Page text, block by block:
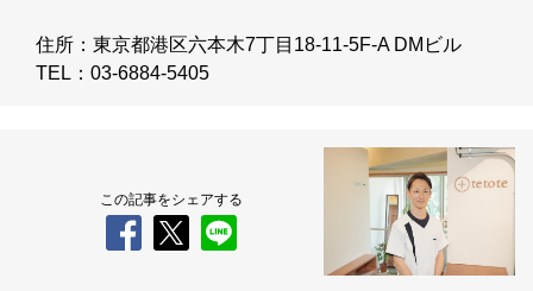
住所：東京都港区六本木7丁目18-11-5F-A DMビル
TEL：03-6884-5405
この記事をシェアする